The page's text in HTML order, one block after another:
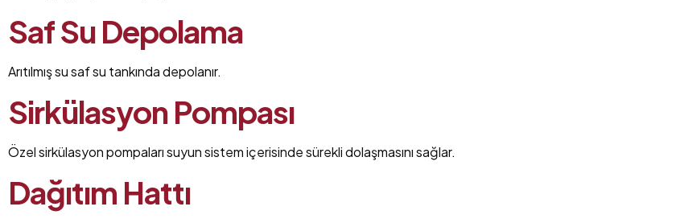
Saf Su Depolama
Arıtılmış su saf su tankında depolanır.
Sirkülasyon Pompası
Özel sirkülasyon pompaları suyun sistem içerisinde sürekli dolaşmasını sağlar.
Dağıtım Hattı